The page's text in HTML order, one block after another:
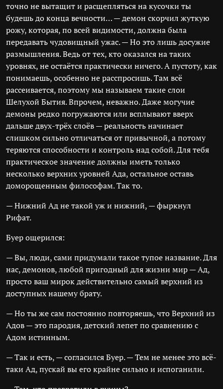
точно не вытащит и расщепляться на кусочки ты
будешь до конца вечности… — демон скорчил жуткую
рожу, которая, по всей видимости, должна была
передавать чудовищный ужас. — Но это лишь досужие
размышления. Ведь от тех, кто оказался на таких
уровнях, не остаётся практически ничего. А пустоту, как
понимаешь, особенно не расспросишь. Там всё
рассеивается, поэтому мы называем такие слои
Шелухой Бытия. Впрочем, неважно. Даже могучие
демоны редко погружаются или всплывают вверх
дальше двух-трёх слоёв — реальность начинает
слишком сильно отличаться от привычной, а потому
теряются способности и контроль над собой. Для тебя
практическое значение должны иметь только
несколько верхних уровней Ада, остальное оставь
доморощенным философам. Так то.
— Нижний Ад не такой уж и нижний, — фыркнул
Рифат.
Буер ощерился:
— Вы, люди, сами придумали такое тупое название. Для
нас, демонов, любой пригодный для жизни мир — Ад,
просто ваш мирок действительно самый верхний из
доступных нашему брату.
— Но ты же сам постоянно повторяешь, что Верхний из
Адов — это пародия, детский лепет по сравнению с
Адом истинным.
— Так и есть, — согласился Буер. — Тем не менее это всё-
таки Ад, пускай вы его крайне сильно и испоганили.